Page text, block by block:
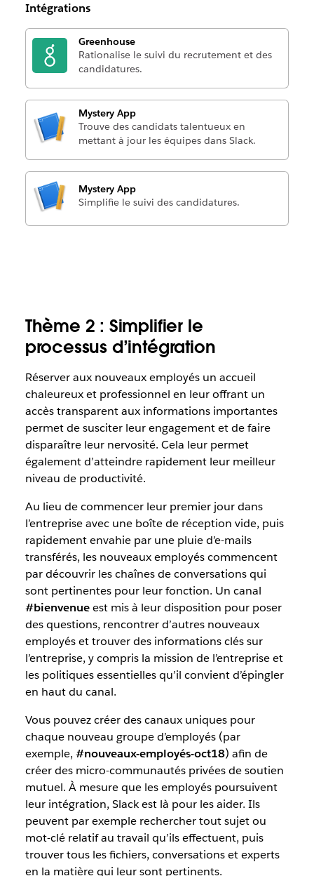
Intégrations
Greenhouse
Rationalise le suivi du recrutement et des
candidatures.
Mystery App
Trouve des candidats talentueux en
mettant à jour les équipes dans Slack.
Mystery App
Simplifie le suivi des candidatures.
Thème 2 : Simplifier le
processus d’intégration
Réserver aux nouveaux employés un accueil
chaleureux et professionnel en leur offrant un
accès transparent aux informations importantes
permet de susciter leur engagement et de faire
disparaître leur nervosité. Cela leur permet
également d’atteindre rapidement leur meilleur
niveau de productivité.
Au lieu de commencer leur premier jour dans
l’entreprise avec une boîte de réception vide, puis
rapidement envahie par une pluie d’e-mails
transférés, les nouveaux employés commencent
par découvrir les chaînes de conversations qui
sont pertinentes pour leur fonction. Un canal
#bienvenueest mis à leur disposition pour poser
des questions, rencontrer d’autres nouveaux
employés et trouver des informations clés sur
l’entreprise, y compris la mission de l’entreprise et
les politiques essentielles qu’il convient d’épingler
en haut du canal.
Vous pouvez créer des canaux uniques pour
chaque nouveau groupe d’employés (par
exemple, #nouveaux-employés-oct18) afin de
créer des micro-communautés privées de soutien
mutuel. À mesure que les employés poursuivent
leur intégration, Slack est là pour les aider. Ils
peuvent par exemple rechercher tout sujet ou
mot-clé relatif au travail qu’ils effectuent, puis
trouver tous les fichiers, conversations et experts
en la matière qui leur sont pertinents.